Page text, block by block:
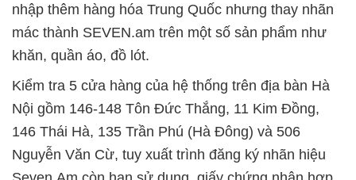
nhập thêm hàng hóa Trung Quốc nhưng thay nhãn
mác thành SEVEN.am trên một số sản phẩm như
khăn, quần áo, đồ lót.
Kiểm tra 5 cửa hàng của hệ thống trên địa bàn Hà
Nội gồm 146-148 Tôn Đức Thắng, 11 Kim Đồng,
146 Thái Hà, 135 Trần Phú (Hà Đông) và 506
Nguyễn Văn Cừ, tuy xuất trình đăng ký nhãn hiệu